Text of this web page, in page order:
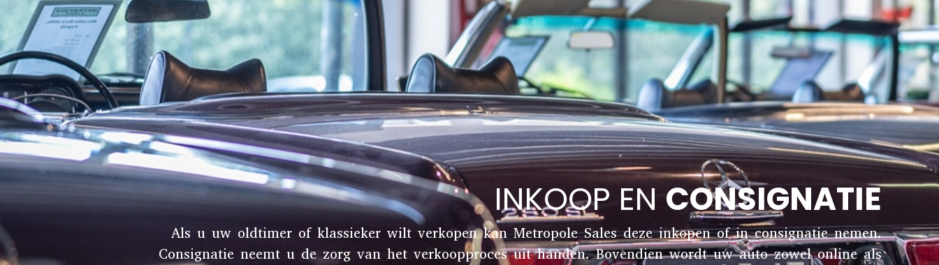
INKOOP EN CONSIGNATIE
Als u uw oldtimer of klassieker wilt verkopen kan Metropole Sales deze inkopen of in consignatie nemen.
Consignatie neemt u de zorg van het verkoopproces uit handen. Bovendien wordt uw auto zowel online als